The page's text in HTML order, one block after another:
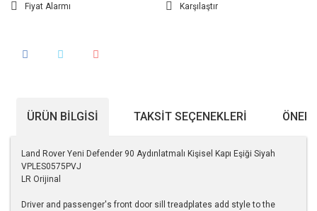
Fiyat Alarmı
Karşılaştır
ÜRÜN BILGISI TAKSIT SEÇENEKLERI
Land Rover Yeni Defender 90 Aydınlatmalı Kişisel Kapı Eşiği Siyah
VPLES0575PVJ
LR Orijinal
Driver and passenger's front door sill treadplates add style to the